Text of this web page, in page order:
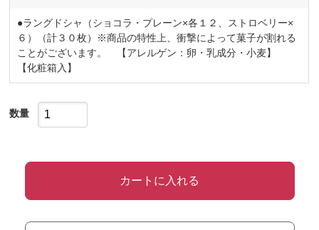
●ラングドシャ（ショコラ・プレーン×各１２、ストロベリー×
６）（計３０枚）※商品の特性上、衝撃によって菓子が割れる
ことがございます。 【アレルゲン：卵・乳成分・小麦】
【化粧箱入】
数量
カートに入れる